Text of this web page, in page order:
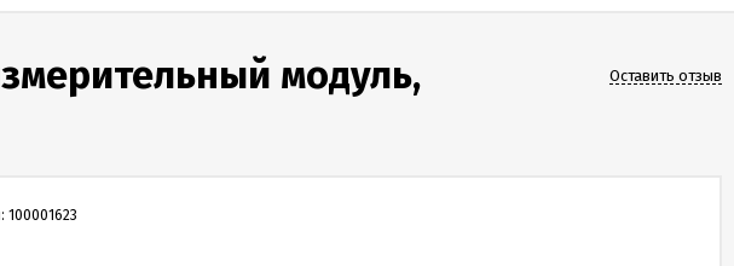
модуль,
Оставить отзыв
100001623